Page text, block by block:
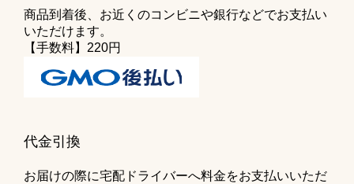
商品到着後、お近くのコンビニや銀行などでお支払い
いただけます。
【手数料】220円
代金引換
お届けの際に宅配ドライバーへ料金をお支払いいただ